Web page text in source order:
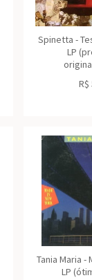
Spinetta -
LP
R$
Tania Maria -
LP